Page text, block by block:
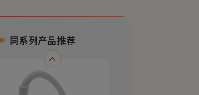
同系列产品推荐
塑胶厨房单冷龙头W23104